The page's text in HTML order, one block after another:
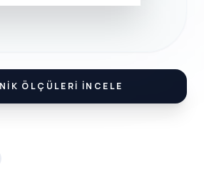
ÖLÇÜLERI İNCELE